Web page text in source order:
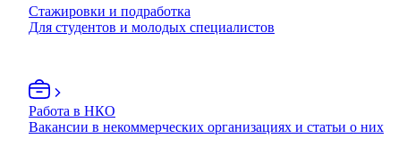
Стажировки и подработка
Для студентов и молодых специалистов
Работа в НКО
Вакансии в некоммерческих организациях и статьи о них